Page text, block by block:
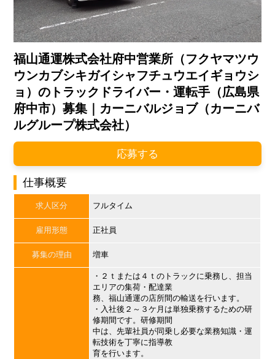
福山通運株式会社府中営業所（フクヤマツウ
ウンカブシキガイシャフチュウエイギョウシ
ョ）のトラックドライバー・運転手（広島県
府中市）募集｜カーニバルジョブ（カーニバ
ルグループ株式会社）
応募する
仕事概要
求人区分 フルタイム
雇用形態 正社員
募集の理由 増車
・２ｔまたは４ｔのトラックに乗務し、担当
エリアの集荷・配達業
務、福山通運の店所間の輸送を行います。
・入社後２～３ケ月は単独乗務するための研
修期間です。研修期間
中は、先輩社員が同乗し必要な業務知識・運
転技術を丁寧に指導教
育を行います。